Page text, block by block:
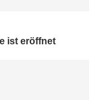
ist eröffnet